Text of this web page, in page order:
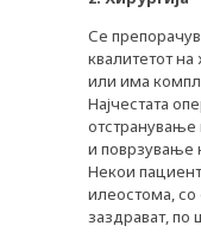
Се
квалитетот
или има
Најчестата
отстранување
и поврзување
Некои
илеостома, со
заздрават, по